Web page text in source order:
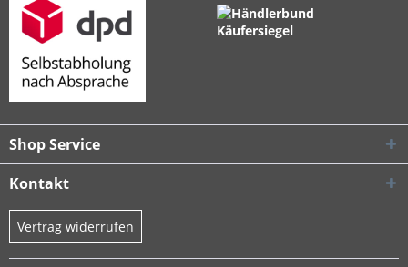
Shop Service
Kontakt
Vertrag widerrufen